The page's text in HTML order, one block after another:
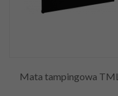
Mata tampingowa TML